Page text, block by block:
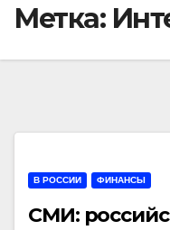
Метка:
В РОССИИ ФИНАНСЫ
СМИ: